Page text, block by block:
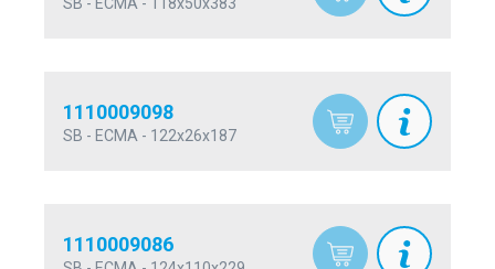
1110009098
SB - ECMA - 122x26x187
1110009086